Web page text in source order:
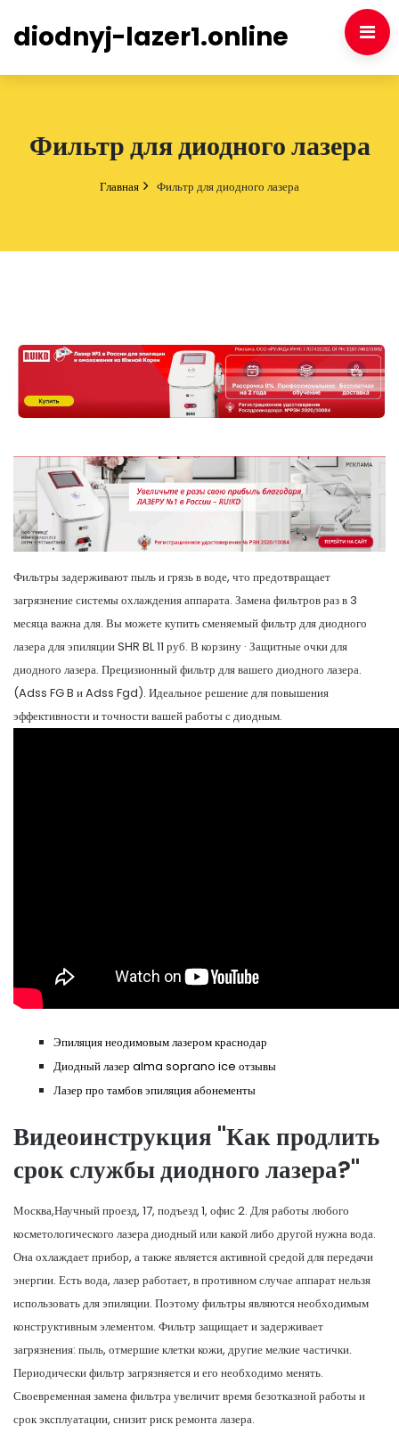
diodnyj-lazer1.online
Фильтр для диодного лазера
Главная Фильтр для диодного лазера
Фильтры задерживают пыль и грязь в воде, что предотвращает
загрязнение системы охлаждения аппарата. Замена фильтров раз в 3
месяца важна для. Вы можете купить сменяемый фильтр для диодного
лазера для эпиляции SHR BL 11 руб. В корзину · Защитные очки для
диодного лазера. Прецизионный фильтр для вашего диодного лазера.
(Adss FG B и Adss Fgd). Идеальное решение для повышения
эффективности и точности вашей работы с диодным.
Эпиляция неодимовым лазером краснодар
Диодный лазер alma soprano ice отзывы
Лазер про тамбов эпиляция абонементы
Видеоинструкция "Как продлить
срок службы диодного лазера?"
Москва,Научный проезд, 17, подъезд 1, офис 2. Для работы любого
косметологического лазера диодный или какой либо другой нужна вода.
Она охлаждает прибор, а также является активной средой для передачи
энергии. Есть вода, лазер работает, в противном случае аппарат нельзя
использовать для эпиляции. Поэтому фильтры являются необходимым
конструктивным элементом. Фильтр защищает и задерживает
загрязнения: пыль, отмершие клетки кожи, другие мелкие частички.
Периодически фильтр загрязняется и его необходимо менять.
Своевременная замена фильтра увеличит время безотказной работы и
срок эксплуатации, снизит риск ремонта лазера.